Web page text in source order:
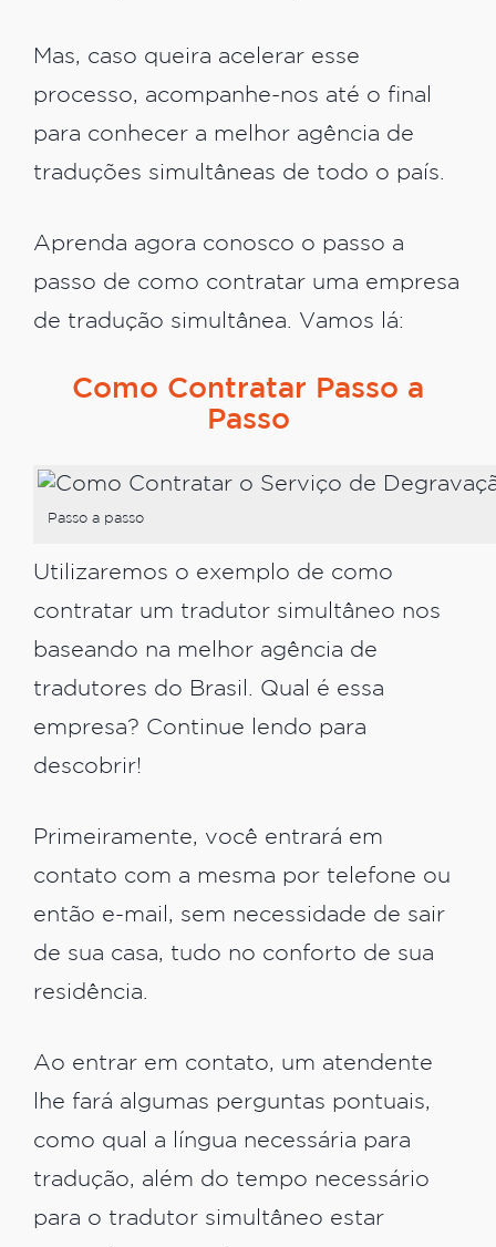
Mas, caso queira acelerar esse
processo, acompanhe-nos até o final
para conhecer a melhor agência de
traduções simultâneas de todo o país.
Aprenda agora conosco o passo a
passo de como contratar uma empresa
de tradução simultânea. Vamos lá:
Como Contratar Passo a
Passo
Passo a passo
Utilizaremos o exemplo de como
contratar um tradutor simultâneo nos
baseando na melhor agência de
tradutores do Brasil. Qual é essa
empresa? Continue lendo para
descobrir!
Primeiramente, você entrará em
contato com a mesma por telefone ou
então e-mail, sem necessidade de sair
de sua casa, tudo no conforto de sua
residência.
Ao entrar em contato, um atendente
lhe fará algumas perguntas pontuais,
como qual a língua necessária para
tradução, além do tempo necessário
para o tradutor simultâneo estar